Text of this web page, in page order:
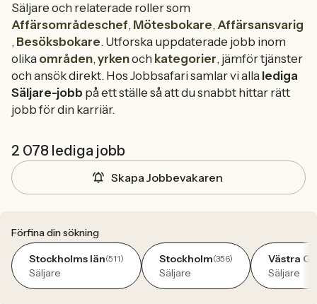
Säljare och relaterade roller som
Affärsområdeschef, Mötesbokare,Affärsansvarig
, Besöksbokare. Utforska uppdaterade jobb inom
olika områden,yrkenoch kategorier, jämför tjänster
och ansök direkt. Hos Jobbsafari samlar vi alla lediga
Säljare-jobb på ett ställe så att du snabbt hittar rätt
jobb för din karriär.
2 078 lediga jobb
Skapa Jobbevakaren
Förfina din sökning
Stockholms län(511)
Säljare
Stockholm(356)
Säljare
Västra
Säljare